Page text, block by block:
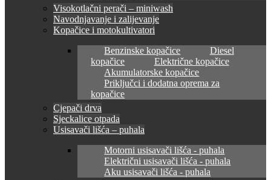
Visokotlačni perači – miniwash
Navodnjavanje i zalijevanje
Kopačice i motokultivatori
Benzinske kopačice
Diesel
kopačice
Električne kopačice
Akumulatorske kopačice
Priključci i dodatna oprema za
kopačice
Cjepači drva
Sjeckalice otpada
Usisavači lišća – puhala
Motorni usisavači lišća - puhala
Električni usisavači lišća - puhala
Aku usisavači lišća - puhala